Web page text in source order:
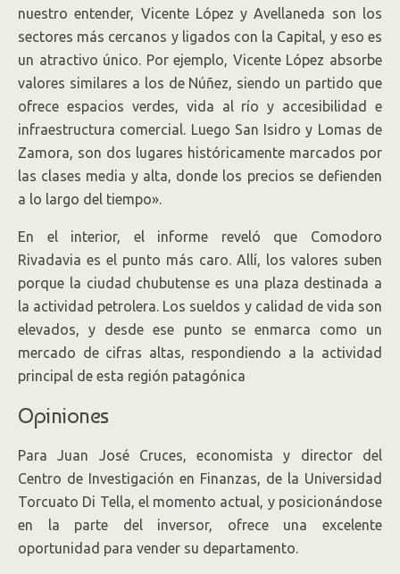
nuestro entender, Vicente López y Avellaneda son los
sectores más cercanos y ligados con la Capital, y eso es
un atractivo único. Por ejemplo, Vicente López absorbe
valores similares a los de Núñez, siendo un partido que
ofrece espacios verdes, vida al río y accesibilidad e
infraestructura comercial. Luego San Isidro y Lomas de
Zamora, son dos lugares históricamente marcados por
las clases media y alta, donde los precios se defienden
a lo largo del tiempo».
En el interior, el informe reveló que Comodoro
Rivadavia es el punto más caro. Allí, los valores suben
porque la ciudad chubutense es una plaza destinada a
la actividad petrolera. Los sueldos y calidad de vida son
elevados, y desde ese punto se enmarca como un
mercado de cifras altas, respondiendo a la actividad
principal de esta región patagónica
Opiniones
Para Juan José Cruces, economista y director del
Centro de Investigación en Finanzas, de la Universidad
Torcuato Di Tella, el momento actual, y posicionándose
en la parte del inversor, ofrece una excelente
oportunidad para vender su departamento.